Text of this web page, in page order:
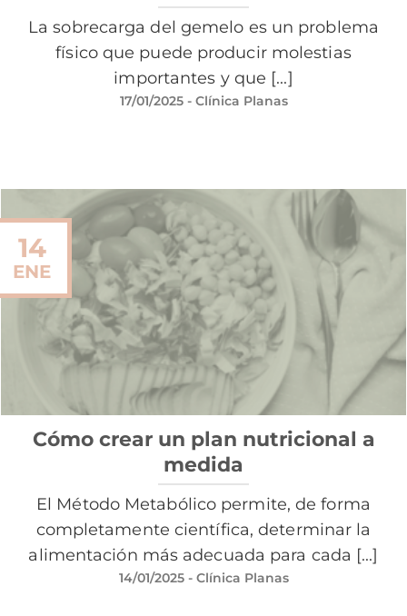
La sobrecarga del gemelo es un problema
físico que puede producir molestias
importantes y que [...]
17/01/2025- Clínica Planas
Cómo crear un plan nutricional a
medida
El Método Metabólico permite, de forma
completamente científica, determinar la
alimentación más adecuada para cada [...]
14/01/2025- Clínica Planas
14
ENE